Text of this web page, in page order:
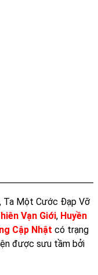
Ta Một Cước Đạp Vỡ
Vạn Giới, Huyền
Cập Nhật có trạng
được sưu tầm bởi